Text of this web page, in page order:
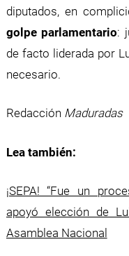
diputados, en
golpe parlamentario:
de facto liderada por
necesario.
Redacción Maduradas
Lea también:
¡SEPA! “Fue un
apoyó elección de
Asamblea Nacional